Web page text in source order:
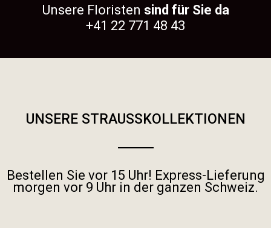
Unsere Floristen sind für Sie da
+41 22 771 48 43
UNSERE STRAUSSKOLLEKTIONEN
Bestellen Sie vor 15 Uhr! Express-Lieferung
morgen vor 9 Uhr in der ganzen Schweiz.